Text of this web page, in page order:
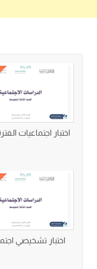
اختبار اجتماعيات
اختبار تشخيصي